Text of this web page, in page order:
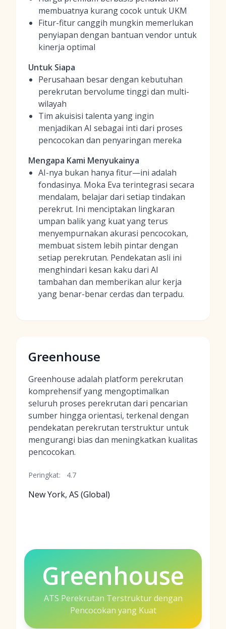
membuatnya kurang cocok untuk UKM
Fitur-fitur canggih mungkin memerlukan
penyiapan dengan bantuan vendor untuk
kinerja optimal
Untuk Siapa
Perusahaan besar dengan kebutuhan
perekrutan bervolume tinggi dan multi-
wilayah
Tim akuisisi talenta yang ingin
menjadikan AI sebagai inti dari proses
pencocokan dan penyaringan mereka
Mengapa Kami Menyukainya
AI-nya bukan hanya fitur—ini adalah
fondasinya. Moka Eva terintegrasi secara
mendalam, belajar dari setiap tindakan
perekrut. Ini menciptakan lingkaran
umpan balik yang kuat yang terus
menyempurnakan akurasi pencocokan,
membuat sistem lebih pintar dengan
setiap perekrutan. Pendekatan asli ini
menghindari kesan kaku dari AI
tambahan dan memberikan alur kerja
yang benar-benar cerdas dan terpadu.
Greenhouse
Greenhouse adalah platform perekrutan
komprehensif yang mengoptimalkan
seluruh proses perekrutan dari pencarian
sumber hingga orientasi, terkenal dengan
pendekatan perekrutan terstruktur untuk
mengurangi bias dan meningkatkan kualitas
pencocokan.
Peringkat: 4.7
New York, AS (Global)
Greenhouse
ATS Perekrutan Terstruktur dengan
Pencocokan yang Kuat